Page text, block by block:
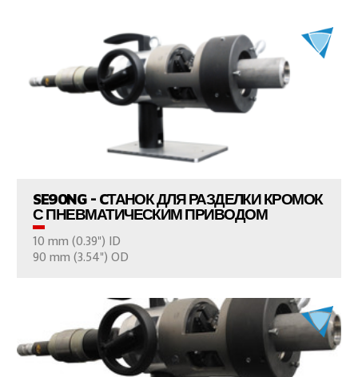
SE90NG - CТАНОК ДЛЯ РАЗДЕЛКИ КРОМОК
С ПНЕВМАТИЧЕСКИМ ПРИВОДОМ
10 mm (0.39") ID
90 mm (3.54") OD
ПРОСМОТР ПРОДУКТОВ